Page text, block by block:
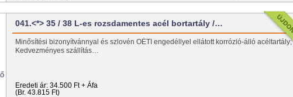
041.<*> 35 / 38 L-es rozsdamentes acél bortartály /…
Minősítési bizonyítvánnyal és szlovén OÉTI engedéllyel ellátott korrózió-álló acéltartály;
Kedvezményes szállítás…
Eredeti ár: 34.500 Ft + Áfa
(Br. 43.815 Ft)